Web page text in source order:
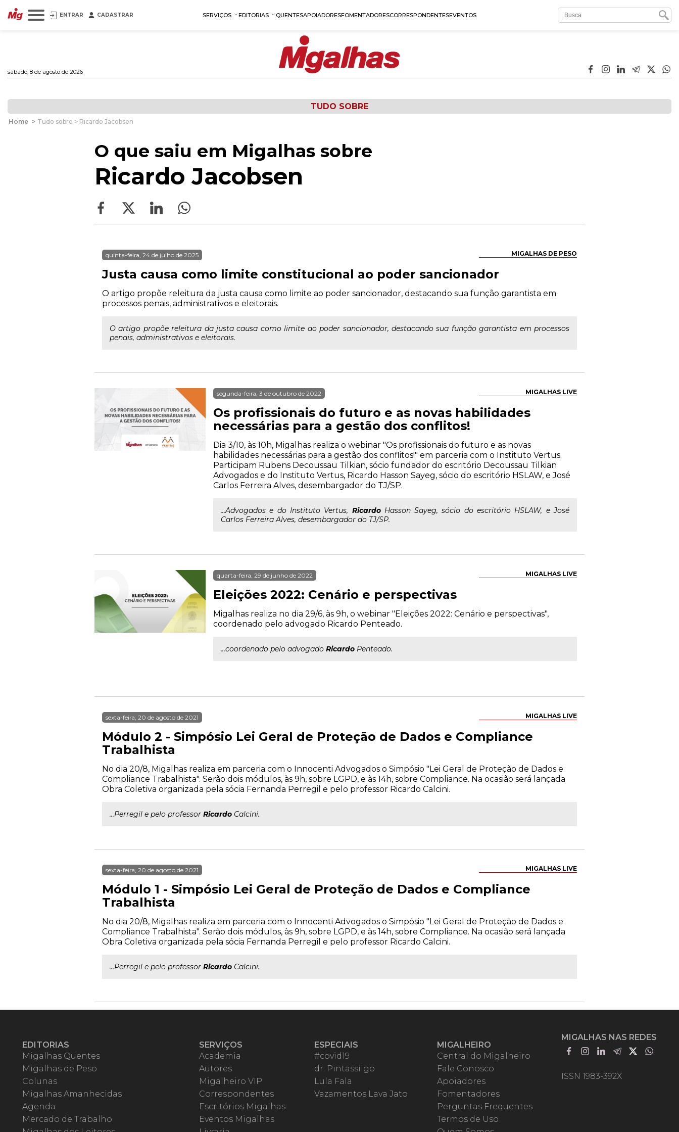
ENTRAR CADASTRAR SERVIÇOS EDITORIAS QUENTESAPOIADORESFOMENTADORESCORRESPONDENTESEVENTOS
sábado, 8 de agosto de 2026
TUDO SOBRE
Home > Tudo sobre > Ricardo Jacobsen
O que saiu em Migalhas sobre
Ricardo Jacobsen
MIGALHAS DE PESO
quinta-feira, 24 de julho de 2025
Justa causa como limite constitucional ao poder sancionador
O artigo propõe releitura da justa causa como limite ao poder sancionador, destacando sua função garantista em
processos penais, administrativos e eleitorais.
O artigo propõe releitura da justa causa como limite ao poder sancionador, destacando sua função garantista em processos
penais, administrativos e eleitorais.
MIGALHAS LIVE
segunda-feira, 3 de outubro de 2022
Os profissionais do futuro e as novas habilidades
necessárias para a gestão dos conflitos!
Dia 3/10, às 10h, Migalhas realiza o webinar "Os profissionais do futuro e as novas
habilidades necessárias para a gestão dos conflitos!" em parceria com o Instituto Vertus.
Participam Rubens Decoussau Tilkian, sócio fundador do escritório Decoussau Tilkian
Advogados e do Instituto Vertus, Ricardo Hasson Sayeg, sócio do escritório HSLAW, e José
Carlos Ferreira Alves, desembargador do TJ/SP.
...Advogados e do Instituto Vertus, RicardoHasson Sayeg, sócio do escritório HSLAW, e José
Carlos Ferreira Alves, desembargador do TJ/SP.
MIGALHAS LIVE
quarta-feira, 29 de junho de 2022
Eleições 2022: Cenário e perspectivas
Migalhas realiza no dia 29/6, às 9h, o webinar "Eleições 2022: Cenário e perspectivas",
coordenado pelo advogado Ricardo Penteado.
...coordenado pelo advogado Ricardo Penteado.
MIGALHAS LIVE
sexta-feira, 20 de agosto de 2021
Módulo 2 - Simpósio Lei Geral de Proteção de Dados e Compliance
Trabalhista
No dia 20/8, Migalhas realiza em parceria com o Innocenti Advogados o Simpósio "Lei Geral de Proteção de Dados e
Compliance Trabalhista". Serão dois módulos, às 9h, sobre LGPD, e às 14h, sobre Compliance. Na ocasião será lançada
Obra Coletiva organizada pela sócia Fernanda Perregil e pelo professor Ricardo Calcini.
...Perregil e pelo professor Ricardo Calcini.
MIGALHAS LIVE
sexta-feira, 20 de agosto de 2021
Módulo 1 - Simpósio Lei Geral de Proteção de Dados e Compliance
Trabalhista
No dia 20/8, Migalhas realiza em parceria com o Innocenti Advogados o Simpósio "Lei Geral de Proteção de Dados e
Compliance Trabalhista". Serão dois módulos, às 9h, sobre LGPD, e às 14h, sobre Compliance. Na ocasião será lançada
Obra Coletiva organizada pela sócia Fernanda Perregil e pelo professor Ricardo Calcini.
...Perregil e pelo professor Ricardo Calcini.
EDITORIAS
Migalhas Quentes
Migalhas de Peso
Colunas
Migalhas Amanhecidas
Agenda
Mercado de Trabalho
SERVIÇOS
Academia
Autores
Migalheiro VIP
Correspondentes
Escritórios Migalhas
Eventos Migalhas
ESPECIAIS
#covid19
dr. Pintassilgo
Lula Fala
Vazamentos Lava Jato
MIGALHEIRO
Central do Migalheiro
Fale Conosco
Apoiadores
Fomentadores
Perguntas Frequentes
Termos de Uso
MIGALHAS NAS REDES
ISSN 1983-392X